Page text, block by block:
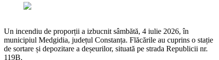
Un incendiu de proporții a izbucnit sâmbătă, 4 iulie 2026, în
municipiul Medgidia, județul Constanța. Flăcările au cuprins o stație
de sortare și depozitare a deșeurilor, situată pe strada Republicii nr.
119B.